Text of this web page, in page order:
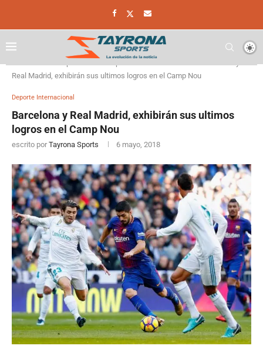
Real Madrid, exhibirán sus ultimos logros en el Camp Nou
Deporte Internacional
Barcelona y Real Madrid, exhibirán sus ultimos
logros en el Camp Nou
escrito por Tayrona Sports 6 mayo, 2018